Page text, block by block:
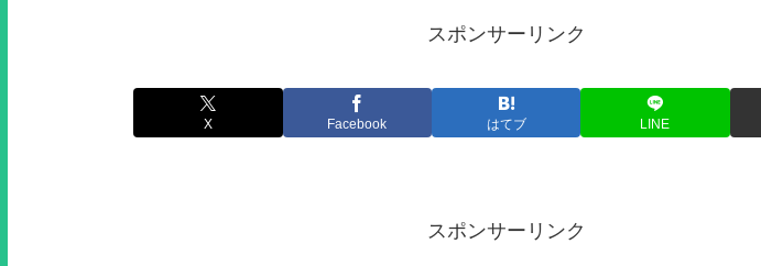
スポンサーリンク
X Facebook はてブ LINE
スポンサーリンク